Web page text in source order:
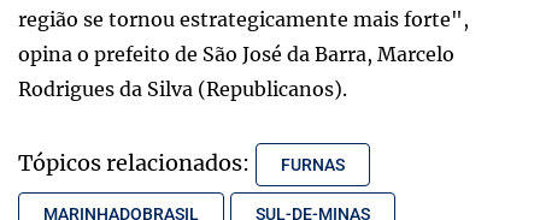
região se tornou estrategicamente mais forte",
opina o prefeito de São José da Barra, Marcelo
Rodrigues da Silva (Republicanos).
Tópicos relacionados: FURNAS
MARINHADOBRASIL SUL-DE-MINAS